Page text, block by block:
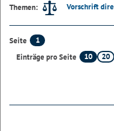
Themen:
Vorschrift
Seite
1
Einträge pro Seite
10 20